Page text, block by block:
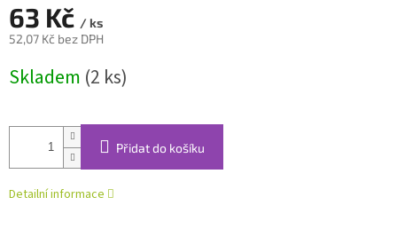
63 Kč / ks
52,07 Kč bez DPH
cena:
Skladem (2 ks)
Přidat do košíku
Detailní informace